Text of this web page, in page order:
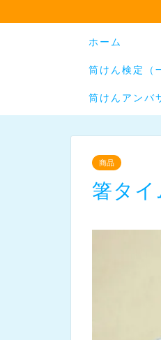
ホーム
筒けん検定（
筒けんアンバ
商品
箸タ